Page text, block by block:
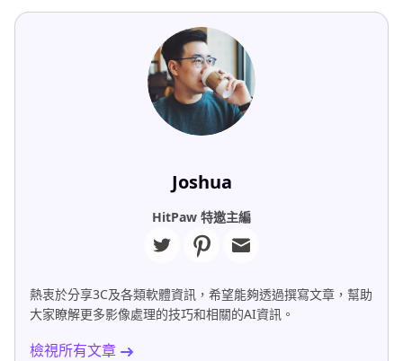
Joshua
HitPaw 特邀主編
熱衷於分享3C及各類軟體資訊，希望能夠透過撰寫文章，幫助
大家瞭解更多影像處理的技巧和相關的AI資訊。
檢視所有文章